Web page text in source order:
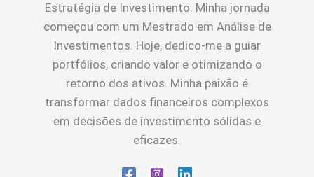
Estratégia de Investimento. Minha jornada
começou com um Mestrado em Análise de
Investimentos. Hoje, dedico-me a guiar
portfólios, criando valor e otimizando o
retorno dos ativos. Minha paixão é
transformar dados financeiros complexos
em decisões de investimento sólidas e
eficazes.